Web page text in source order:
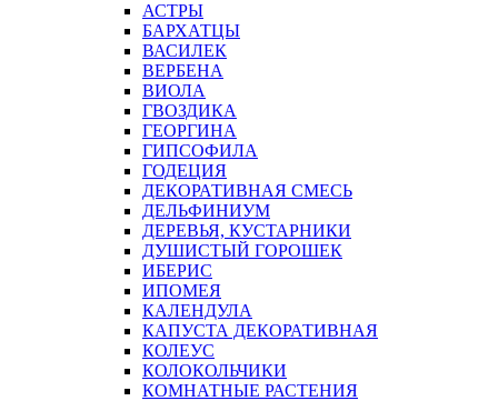
АСТРЫ
БАРХАТЦЫ
ВАСИЛЕК
ВЕРБЕНА
ВИОЛА
ГВОЗДИКА
ГЕОРГИНА
ГИПСОФИЛА
ГОДЕЦИЯ
ДЕКОРАТИВНАЯ СМЕСЬ
ДЕЛЬФИНИУМ
ДЕРЕВЬЯ, КУСТАРНИКИ
ДУШИСТЫЙ ГОРОШЕК
ИБЕРИС
ИПОМЕЯ
КАЛЕНДУЛА
КАПУСТА ДЕКОРАТИВНАЯ
КОЛЕУС
КОЛОКОЛЬЧИКИ
КОМНАТНЫЕ РАСТЕНИЯ